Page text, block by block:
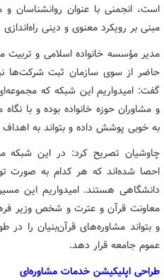
است، انجمنی با عنوان روانشناسان و
مبنی بر رویکرد معنوی و دینی راه‌اندازی
مدیر مؤسسه خانواده اسلامی و تربیت
حاضر از سوی سازمان ثبت
گفت: امیدواریم این شبکه که
و مشاوران حوزه خانواده بوده و با
به خوبی پوشش داده و بتواند به
چاوشیان تصریح کرد: در این شبکه
احصا شده‌اند که هر کدام به صورت
دانشگاهی هستند. امیدواریم این
معاونت قرآن و عترت و شخص وزیر
و بتواند مشاوره‌های قرآن‌بنیان را
عموم جامعه قرار دهد.
طراحی اپلیکیشن خدمات مشاوره‌ای